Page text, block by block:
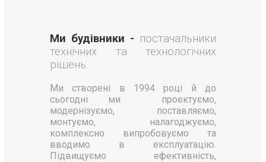
Ми будівники - постачальники
технічних та технологічних
рішень.
Ми створені в 1994 році й до
сьогодні ми проектуємо,
модернізуємо, поставляємо,
монтуємо, налагоджуємо,
комплексно випробовуємо та
вводимо в експлуатацію.
Підвищуємо ефективність,